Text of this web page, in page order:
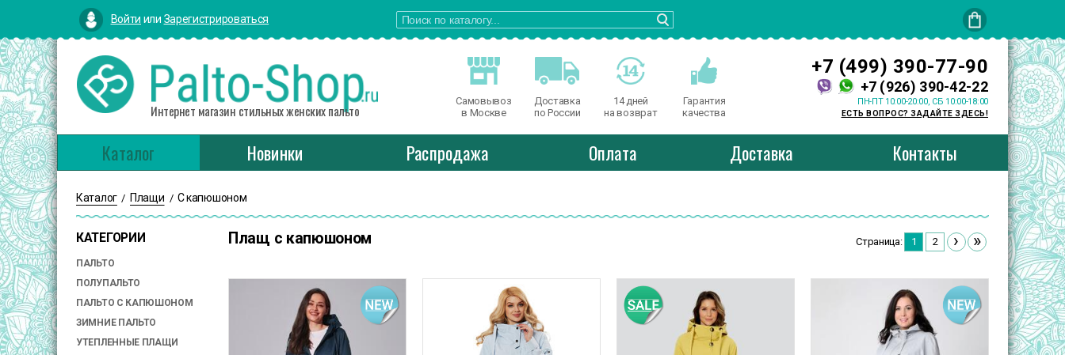
Войти или Зарегистрироваться
Интернет магазин стильных женских пальто
Самовывоз
в Москве
Доставка
по России
14 дней
на возврат
Гарантия
качества
+7 (499) 390-77-90
+7 (926) 390-42-22
ПН-ПТ 10:00-20:00, СБ 10:00-18:00
ЕСТЬ ВОПРОС? ЗАДАЙТЕ ЗДЕСЬ!
Каталог Новинки Распродажа Оплата Доставка Контакты
Каталог / Плащи / С капюшоном
КАТЕГОРИИ
ПАЛЬТО
ПОЛУПАЛЬТО
ПАЛЬТО С КАПЮШОНОМ
ЗИМНИЕ ПАЛЬТО
УТЕПЛЕННЫЕ ПЛАЩИ
Плащ с капюшоном Страница: 1 2 › »